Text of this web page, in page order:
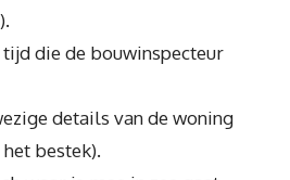
die de bouwinspecteur
details van de woning
bestek).